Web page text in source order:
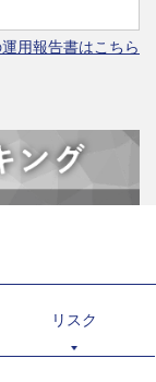
用報告書はこちら
リスク